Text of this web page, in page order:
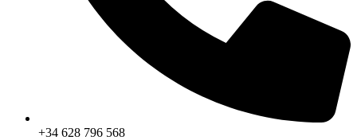
+34 628 796 568